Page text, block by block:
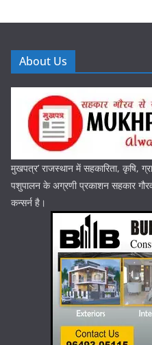
About Us
मुखपत्र’ राजस्थान में सहकारिता, कृषि,
पशुपालन के अग्रणी प्रकाशन सहकार
कन्सर्न है।